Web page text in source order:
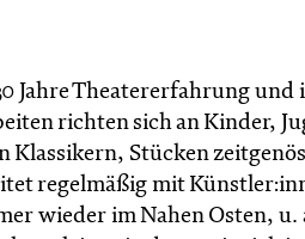
Jahre Theatererfahrung
richten sich an Kinder,
Klassikern, Stücken
regelmäßig mit
wieder im Nahen Osten,